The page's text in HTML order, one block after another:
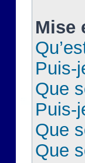
Mise
Puis-
Que
Puis-
Que
Que